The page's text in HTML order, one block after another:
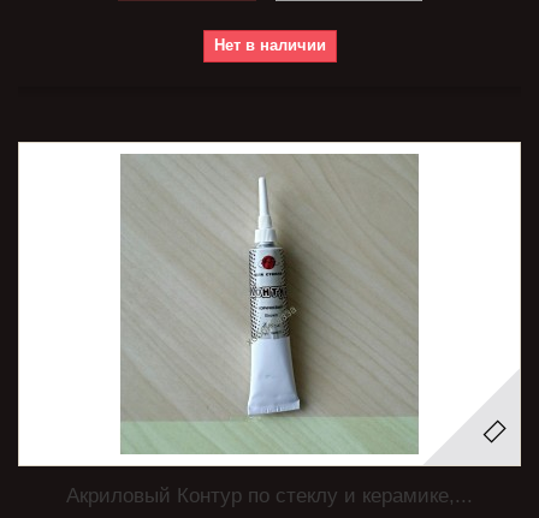
Нет в наличии
Акриловый Контур по стеклу и керамике,...